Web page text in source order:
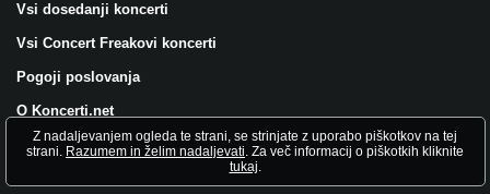
Vsi dosedanji koncerti
Vsi Concert Freakovi koncerti
Pogoji poslovanja
O Koncerti.net
Všečkajte nas na FB!
Z nadaljevanjem ogleda te strani, se strinjate z uporabo piškotkov na tej
strani. Razumem in želim nadaljevati. Za več informacij o piškotkih kliknite
tukaj.